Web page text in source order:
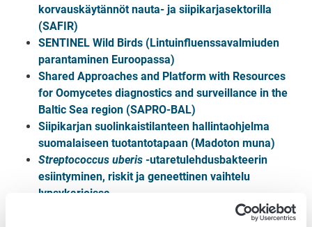
korvauskäytännöt nauta- ja siipikarjasektorilla
(SAFIR)
SENTINEL Wild Birds (Lintuinfluenssavalmiuden
parantaminen Euroopassa)
Shared Approaches and Platform with Resources
for Oomycetes diagnostics and surveillance in the
Baltic Sea region (SAPRO-BAL)
Siipikarjan suolinkaistilanteen hallintaohjelma
suomalaiseen tuotantotapaan (Madoton muna)
Streptococcus uberis -utaretulehdusbakteerin
esiintyminen, riskit ja geneettinen vaihtelu
lypsykarjoissa
Tuhoojariskien kartoitus ja hallinta öljy- ja